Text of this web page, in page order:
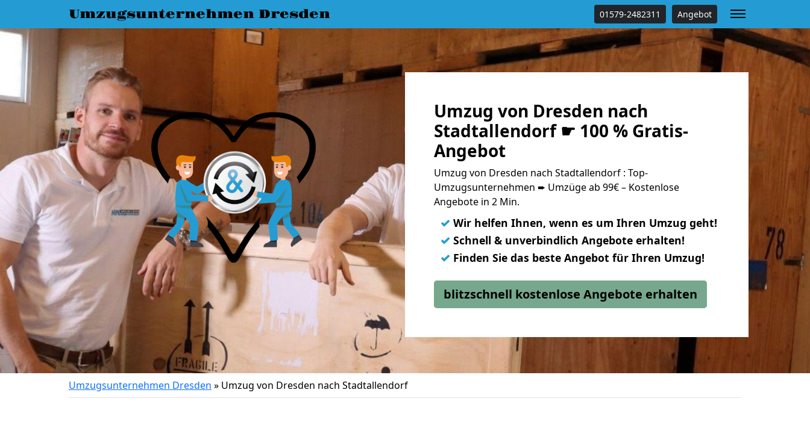
Umzugsunternehmen Dresden 01579-2482311 Angebot
Umzug von Dresden nach
Stadtallendorf ☛ 100 % Gratis-
Angebot
Umzug von Dresden nach Stadtallendorf : Top-
Umzugsunternehmen ➨ Umzüge ab 99€ – Kostenlose
Angebote in 2 Min.
✓ Wir helfen Ihnen, wenn es um Ihren Umzug geht!
✓ Schnell & unverbindlich Angebote erhalten!
✓ Finden Sie das beste Angebot für Ihren Umzug!
blitzschnell kostenlose Angebote erhalten
Umzugsunternehmen Dresden » Umzug von Dresden nach Stadtallendorf